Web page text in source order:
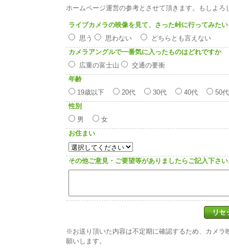
ホームページ運営の参考とさせて頂きます。もしよろ
ライブカメラの映像を見て、さった峠に行ってみた
思う
思わない
どちらとも言えない
カメラアングルで一番気に入ったものはどれですか
広重の富士山
交通の要衝
年齢
19歳以下
20代 30代 40代
50
性別
男
女
お住まい
その他ご意見・ご要望等がありましたらご記入下さ
※お送り頂いた内容は不定期に確認するため、カメ
願いします。